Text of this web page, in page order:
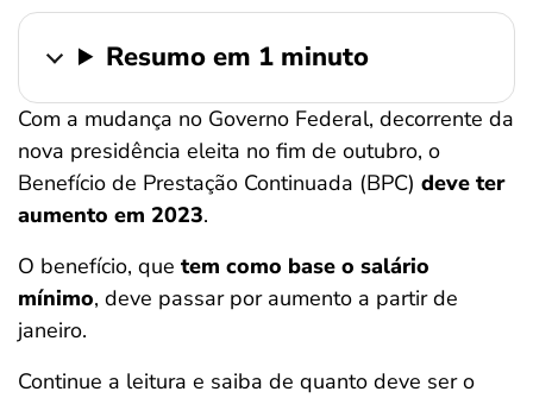
Resumo em 1 minuto
Com a mudança no Governo Federal, decorrente da
nova presidência eleita no fim de outubro, o
Benefício de Prestação Continuada (BPC) deve ter
aumento em 2023.
O benefício, que tem como base o salário
mínimo, deve passar por aumento a partir de
janeiro.
Continue a leitura e saiba de quanto deve ser o